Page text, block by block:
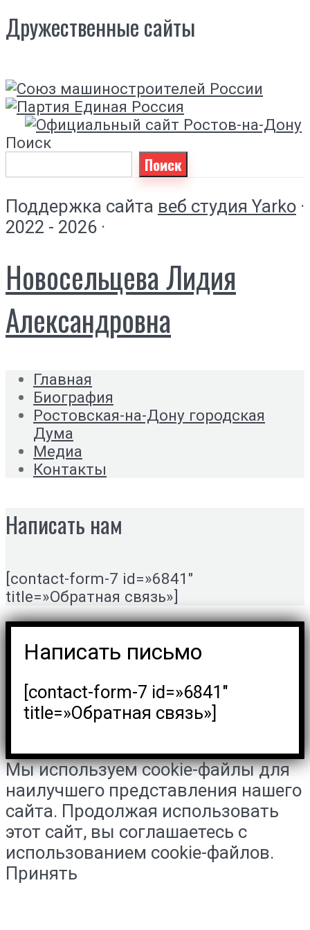
Дружественные сайты
Поиск
Поиск
Поддержка сайта веб студия Yarko ·
2022 - 2026 ·
Новосельцева Лидия
Александровна
Главная
Биография
Ростовская-на-Дону городская
Дума
Медиа
Контакты
Написать нам
[contact-form-7 id=»6841″
title=»Обратная связь»]
Написать письмо
[contact-form-7 id=»6841″
title=»Обратная связь»]
Мы используем cookie-файлы для
наилучшего представления нашего
сайта. Продолжая использовать
этот сайт, вы соглашаетесь с
использованием cookie-файлов.
Принять